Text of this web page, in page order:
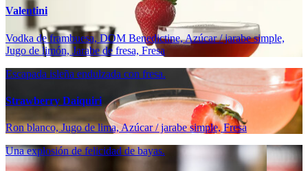
Valentini
Vodka de frambuesa, DOM Benedictine, Azúcar / jarabe simple,
Jugo de limón, Jarabe de fresa, Fresa
Escapada isleña endulzada con fresa.
Strawberry Daiquiri
Ron blanco, Jugo de lima, Azúcar / jarabe simple, Fresa
Una explosión de felicidad de bayas.